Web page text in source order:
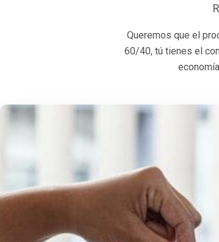
Queremos que el
60/40, tú tienes el